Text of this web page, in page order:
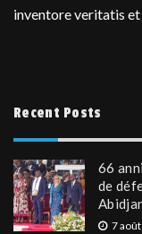
inventore veritatis
Recent Posts
66
de
7